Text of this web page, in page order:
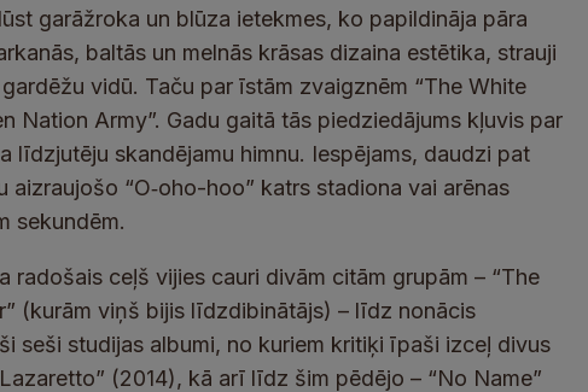
garāžroka un blūza ietekmes, ko papildināja pāra
baltās un melnās krāsas dizaina estētika, strauji
vidū. Taču par īstām zvaigznēm “The White
Nation Army”. Gadu gaitā tās piedziedājums kļuvis par
līdzjutēju skandējamu himnu. Iespējams, daudzi pat
aizraujošo “O‑oho-hoo” katrs stadiona vai arēnas
sekundēm.
radošais ceļš vijies cauri divām citām grupām – “The
(kurām viņš bijis līdzdibinātājs) – līdz nonācis
seši studijas albumi, no kuriem kritiķi īpaši izceļ divus
(2014), kā arī līdz šim pēdējo – “No Name”